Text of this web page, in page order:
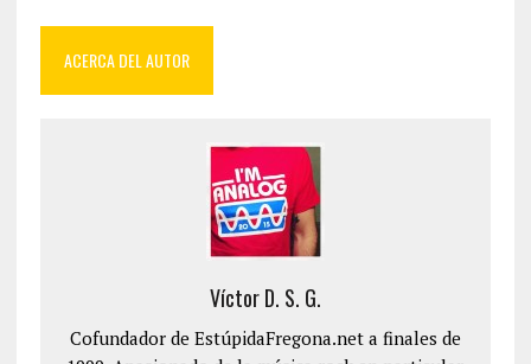
ACERCA DEL AUTOR
Víctor D. S. G.
Cofundador de EstúpidaFregona.net a finales de